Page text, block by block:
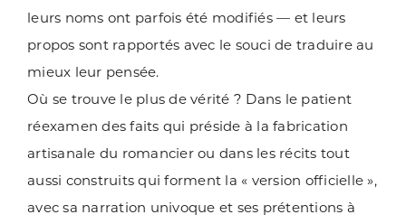
leurs noms ont parfois été modifiés — et leurs
propos sont rapportés avec le souci de traduire au
mieux leur pensée.
Où se trouve le plus de vérité ? Dans le patient
réexamen des faits qui préside à la fabrication
artisanale du romancier ou dans les récits tout
aussi construits qui forment la « version officielle »,
avec sa narration univoque et ses prétentions à